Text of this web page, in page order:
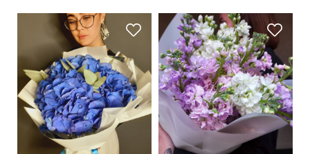
Ароматные цветы с
тонким стеблем